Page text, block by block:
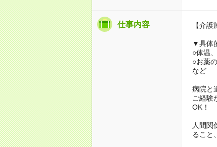
仕事内容 【介
▼具体
○体温
○お薬
など
病院と
ご経験
OK！
人間関
ること